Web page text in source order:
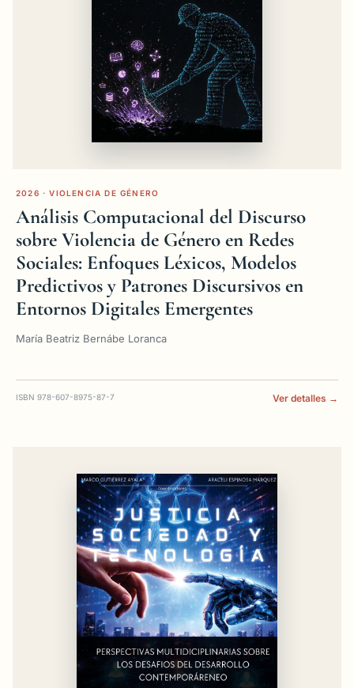
2026 · VIOLENCIA DE GÉNERO
Análisis Computacional del Discurso
sobre Violencia de Género en Redes
Sociales: Enfoques Léxicos, Modelos
Predictivos y Patrones Discursivos en
Entornos Digitales Emergentes
María Beatriz Bernábe Loranca
ISBN 978-607-8975-87-7 Ver detalles →